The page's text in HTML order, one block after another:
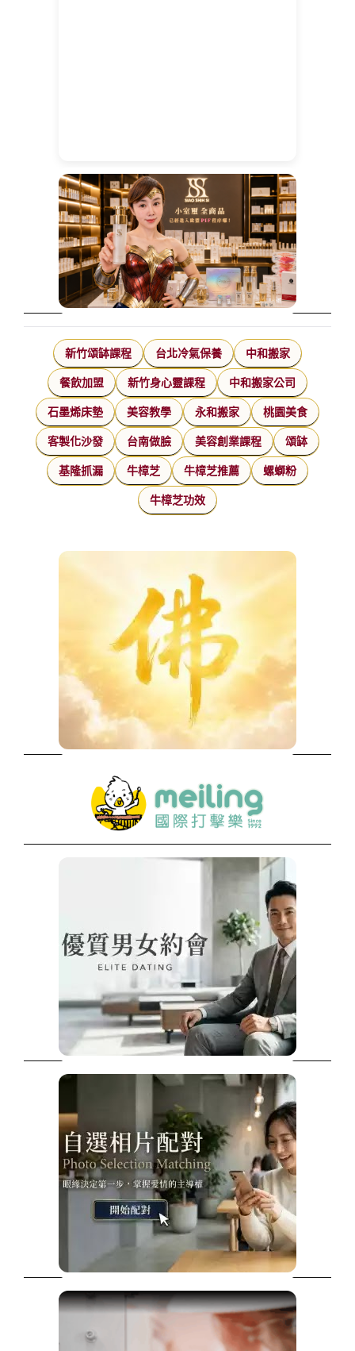
新竹頌缽課程 台北冷氣保養 中和搬家
餐飲加盟 新竹身心靈課程 中和搬家公司
石墨烯床墊 美容教學 永和搬家 桃園美食
客製化沙發 台南做臉 美容創業課程 頌缽
基隆抓漏 牛樟芝 牛樟芝推薦 螺螄粉
牛樟芝功效